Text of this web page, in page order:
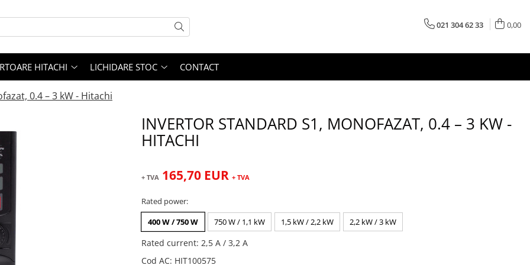
021 304 62 33 0,00
HITACHI LICHIDARE STOC CONTACT
0.4 – 3 kW - Hitachi
INVERTOR STANDARD S1, MONOFAZAT, 0.4 – 3 KW -
HITACHI
+ TVA 165,70 EUR + TVA
Rated power:
400 W / 750 W
750 W / 1,1 kW 1,5 kW / 2,2 kW 2,2 kW / 3 kW
Rated current: 2,5 A / 3,2 A
Cod AC: HIT100575